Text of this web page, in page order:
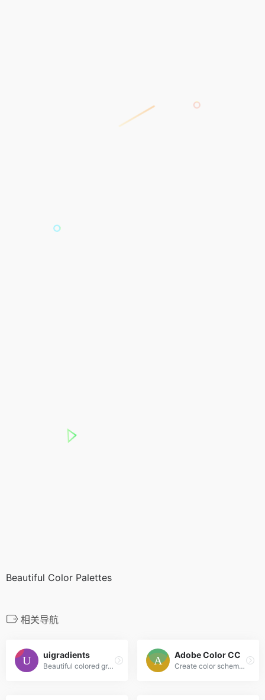
Beautiful Color Palettes
相关导航
uigradients
Beautiful colored gradients
Adobe Color CC
Create color schemes with the color wheel or browse thousands of color combinations from the Color community.